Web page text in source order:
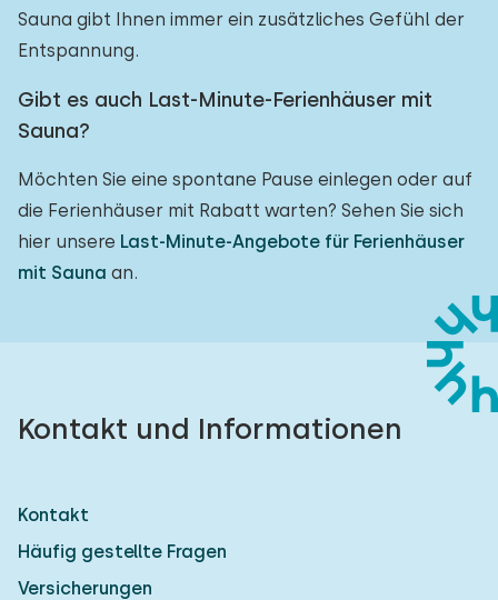
Sauna gibt Ihnen immer ein zusätzliches Gefühl der
Entspannung.
Gibt es auch Last-Minute-Ferienhäuser mit
Sauna?
Möchten Sie eine spontane Pause einlegen oder auf
die Ferienhäuser mit Rabatt warten? Sehen Sie sich
hier unsere Last-Minute-Angebote für Ferienhäuser
mit Sauna an.
Kontakt und Informationen
Kontakt
Häufig gestellte Fragen
Versicherungen